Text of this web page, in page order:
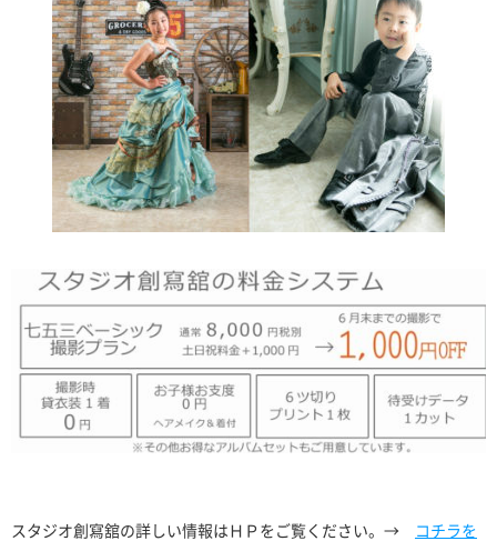
スタジオ創寫舘の詳しい情報はＨＰをご覧ください。→
コチラを